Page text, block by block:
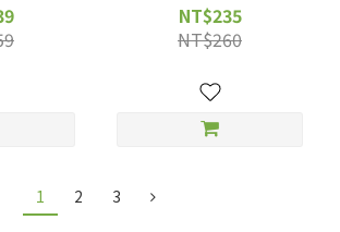
NT$235
NT$260
1 2 3